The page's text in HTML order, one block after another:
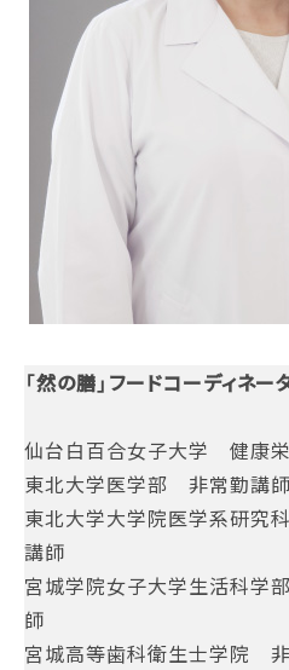
「然の膳」フードコーディネ
仙台白百合女子大学 健康
東北大学医学部 非常勤講師
東北大学大学院医学系研究
講師
宮城学院女子大学生活科学
師
宮城高等歯科衛生士学院